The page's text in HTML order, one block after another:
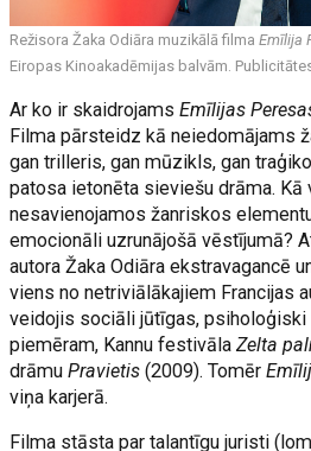
Režisora Žaka Odiāra muzikālā filmaEmīlija
Eiropas Kinoakadēmijas balvām.
Ar ko ir skaidrojamsEmīlijas
Filma pārsteidz kā neiedomājams
gan trilleris, gan mūzikls, gan
patosa ietonēta sieviešu drāma.
nesavienojamos žanriskos
emocionāli uzrunājošā vēstījumā?
autora Žaka Odiāra ekstravagancē
viens no netriviālākajiem Francijas
veidojis sociāli jūtīgas,
piemēram, Kannu festivālaZelta
drāmuPravietis(2009). Tomēr
viņa karjerā.
Filma stāsta par talantīgu juristi